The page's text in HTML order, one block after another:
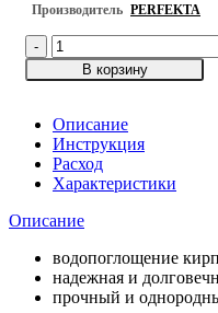
Производитель PERFEKTA
Количество
товара
Смесь
цветная
PERFEKTA
Линкер
Стандарт,
50кг
В корзину
Описание
Инструкция
Расход
Характеристики
Описание
водопоглощение
надежная и
прочный и